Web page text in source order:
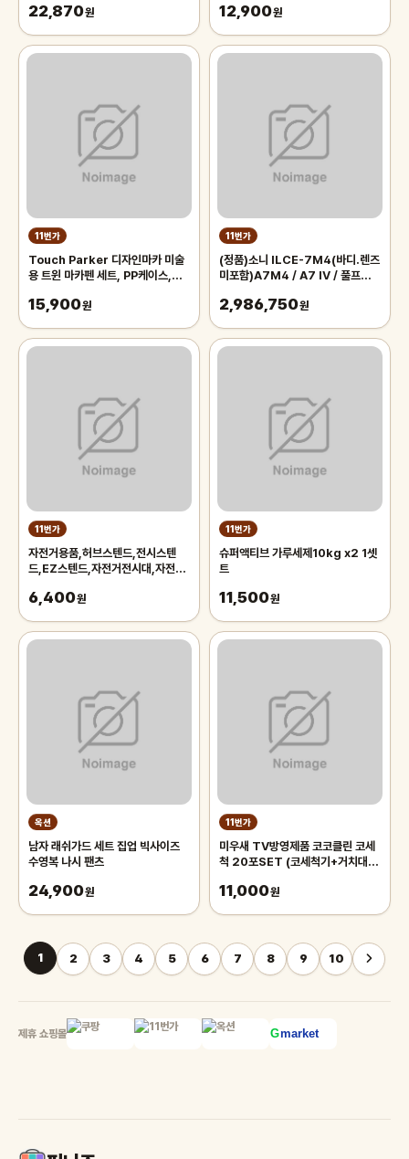
22,870원 12,900원
11번가
Touch Parker 디자인마카 미술
용 트윈 마카펜 세트, PP케이스,
15,900원
11번가
(정품)소니 ILCE-7M4(바디.렌즈
미포함)A7M4 / A7 IV / 풀프레임
2,986,750원
11번가
자전거용품,허브스텐드,전시스텐
드,EZ스텐드,자전거전시대,자전거
6,400원
11번가
슈퍼액티브 가루세제10kg x2 1셋
트
11,500원
옥션
남자 래쉬가드 세트 집업 빅사이즈
수영복 나시 팬츠
24,900원
11번가
미우새 TV방영제품 코코클린 코세
척 20포SET (코세척기+거치대
11,000원
1 2 3 4 5 6 7 8 9 10
제휴 쇼핑몰